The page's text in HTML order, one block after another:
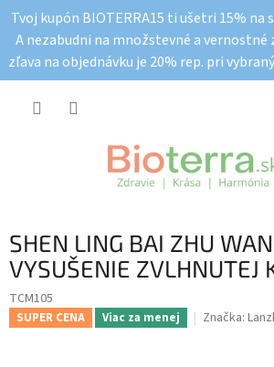
obsah
Tvoj kupón BIOTERRA15 ti ušetri 15% na
A nezabudni na množstevné a vernostné
zľava na objednávku je 20% rep. pri
SHEN LING BAI ZHU
VYSUŠENIE ZVLHNUTEJ
TCM105
SUPER CENA Viac za menej Značka: